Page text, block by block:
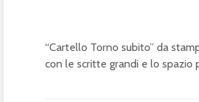
“Cartello Torno subito” da
con le scritte grandi e lo spazio